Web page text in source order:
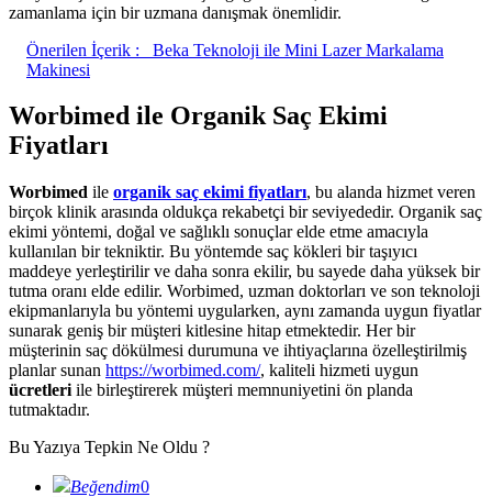
zamanlama için bir uzmana danışmak önemlidir.
Önerilen İçerik :
Beka Teknoloji ile Mini Lazer Markalama
Makinesi
Worbimed ile Organik Saç Ekimi
Fiyatları
Worbimed ile organik saç ekimi fiyatları, bu alanda hizmet veren
birçok klinik arasında oldukça rekabetçi bir seviyededir. Organik saç
ekimi yöntemi, doğal ve sağlıklı sonuçlar elde etme amacıyla
kullanılan bir tekniktir. Bu yöntemde saç kökleri bir taşıyıcı
maddeye yerleştirilir ve daha sonra ekilir, bu sayede daha yüksek bir
tutma oranı elde edilir. Worbimed, uzman doktorları ve son teknoloji
ekipmanlarıyla bu yöntemi uygularken, aynı zamanda uygun fiyatlar
sunarak geniş bir müşteri kitlesine hitap etmektedir. Her bir
müşterinin saç dökülmesi durumuna ve ihtiyaçlarına özelleştirilmiş
planlar sunan https://worbimed.com/, kaliteli hizmeti uygun
ücretleri ile birleştirerek müşteri memnuniyetini ön planda
tutmaktadır.
Bu Yazıya Tepkin Ne Oldu ?
Beğendim0